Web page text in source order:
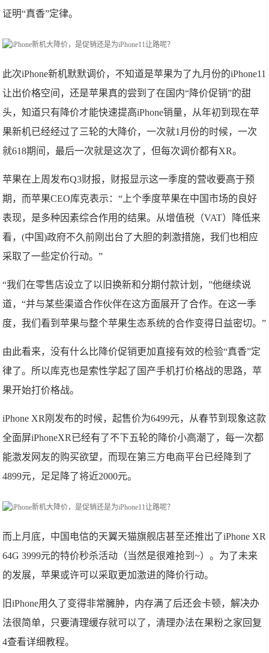
证明“真香”定律。
此次iPhone新机默默调价，不知道是苹果为了九月份的iPhone11
让出价格空间，还是苹果真的尝到了在国内“降价促销”的甜
头，知道只有降价才能快速提高iPhone销量，从年初到现在苹
果新机已经经过了三轮的大降价，一次就1月份的时候，一次
就618期间，最后一次就是这次了，但每次调价都有XR。
苹果在上周发布Q3财报，财报显示这一季度的营收要高于预
期，而苹果CEO库克表示：“上个季度苹果在中国市场的良好
表现，是多种因素综合作用的结果。从增值税（VAT）降低来
看，(中国)政府不久前刚出台了大胆的刺激措施，我们也相应
采取了一些定价行动。”
“我们在零售店设立了以旧换新和分期付款计划，”他继续说
道，“并与某些渠道合作伙伴在这方面展开了合作。在这一季
度，我们看到苹果与整个苹果生态系统的合作变得日益密切。”
由此看来，没有什么比降价促销更加直接有效的检验“真香”定
律了。所以库克也是索性学起了国产手机打价格战的思路，苹
果开始打价格战。
iPhone XR刚发布的时候，起售价为6499元，从春节到现象这款
全面屏iPhoneXR已经有了不下五轮的降价小高潮了，每一次都
能激发网友的购买欲望，而现在第三方电商平台已经降到了
4899元，足足降了将近2000元。
而上月底，中国电信的天翼天猫旗舰店甚至还推出了iPhone XR
64G 3999元的特价秒杀活动（当然是很难抢到~）。为了未来
的发展，苹果或许可以采取更加激进的降价行动。
旧iPhone用久了变得非常臃肿，内存满了后还会卡顿，解决办
法很简单，只要清理缓存就可以了，清理办法在果粉之家回复
4查看详细教程。